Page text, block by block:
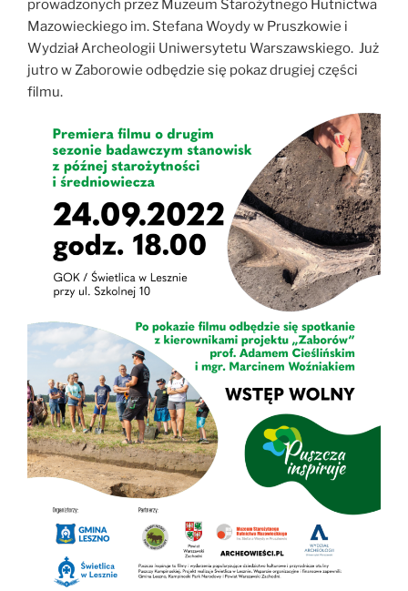
prowadzonych przez Muzeum Starożytnego Hutnictwa
Mazowieckiego im. Stefana Woydy w Pruszkowie i
Wydział Archeologii Uniwersytetu Warszawskiego. Już
jutro w Zaborowie odbędzie się pokaz drugiej części
filmu.